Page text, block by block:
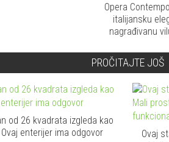
Opera Contemporary
italijansku eleganciju
nagrađivanu vilu
PROČITAJTE JOŠ
od 26 kvadrata izgleda kao
enterijer ima odgovor
Ovaj